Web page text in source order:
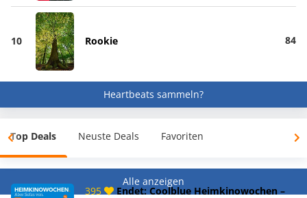
10 Rookie 84
Heartbeats sammeln?
Top Deals Neuste Deals Favoriten
Alle anzeigen
395
Endet: Coolblue Heimkinowochen –